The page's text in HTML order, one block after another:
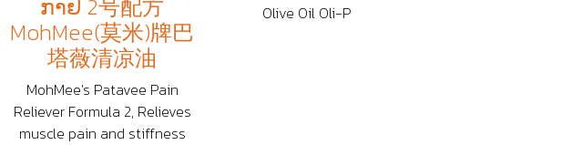
ກາຢ 2号配方
MohMee(莫米)牌巴
塔薇清凉油
MohMee's Patavee Pain
Reliever Formula 2, Relieves
muscle pain and stiffness
Olive Oil Oli-P